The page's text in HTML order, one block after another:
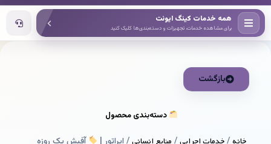
همه خدمات کینگ ایونت
برای مشاهده خدمات، تجهیزات و دسته‌بندی‌ها کلیک کنید
بازگشت
دسته‌بندی محصول
خانه خدمات اجرایی منابع انسانی